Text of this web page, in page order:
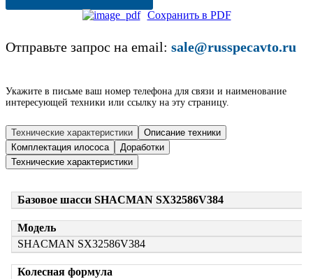
Сохранить в PDF
Отправьте запрос на email: sale@russpecavto.ru
Укажите в письме ваш номер телефона для связи и наименование
интересующей техники или ссылку на эту страницу.
Технические характеристики
Описание техники
Комплектация илососа
Доработки
Технические характеристики
Базовое шасси SHACMAN SX32586V384
Модель
SHACMAN SX32586V384
Колесная формула